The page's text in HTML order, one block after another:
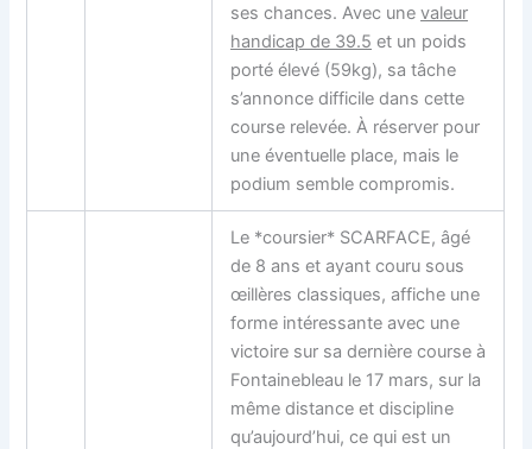
ses chances. Avec unevaleur
handicap de 39.5 et un poids
porté élevé (59kg), sa tâche
s’annonce difficile dans cette
course relevée. À réserver pour
une éventuelle place, mais le
podium semble compromis.
Le *coursier* SCARFACE, âgé
de 8 ans et ayant couru sous
œillères classiques, affiche une
forme intéressante avec une
victoire sur sa dernière course à
Fontainebleau le 17 mars, sur la
même distance et discipline
qu’aujourd’hui, ce qui est un